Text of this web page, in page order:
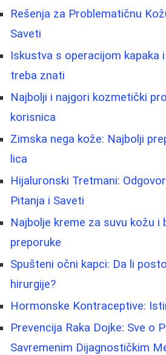
Rešenja za Problematičnu
Saveti
Iskustva s operacijom kapaka
treba znati
Najbolji i najgori kozmetički
korisnica
Zimska nega kože: Najbolji
lica
Hijaluronski Tretmani:
Pitanja i Saveti
Najbolje kreme za suvu kožu i
preporuke
Spušteni očni kapci: Da li
hirurgije?
Hormonske Kontraceptive:
Prevencija Raka Dojke: Sve o
Savremenim Dijagnostičkim